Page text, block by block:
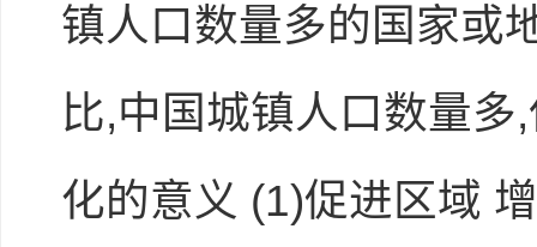
镇人口数量多的国家或
比,中国城镇人口数量多
化的意义 (1)促进区域